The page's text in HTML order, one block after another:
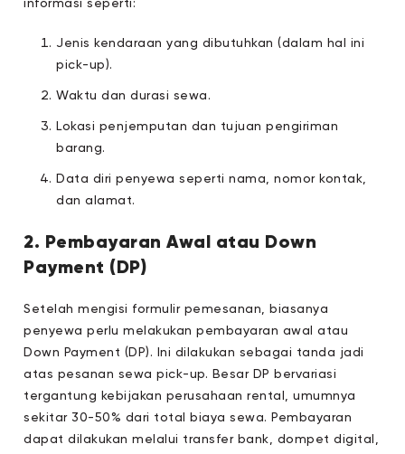
informasi seperti:
Jenis kendaraan yang dibutuhkan (dalam hal ini
pick-up).
Waktu dan durasi sewa.
Lokasi penjemputan dan tujuan pengiriman
barang.
Data diri penyewa seperti nama, nomor kontak,
dan alamat.
2. Pembayaran Awal atau Down
Payment (DP)
Setelah mengisi formulir pemesanan, biasanya
penyewa perlu melakukan pembayaran awal atau
Down Payment (DP). Ini dilakukan sebagai tanda jadi
atas pesanan sewa pick-up. Besar DP bervariasi
tergantung kebijakan perusahaan rental, umumnya
sekitar 30-50% dari total biaya sewa. Pembayaran
dapat dilakukan melalui transfer bank, dompet digital,